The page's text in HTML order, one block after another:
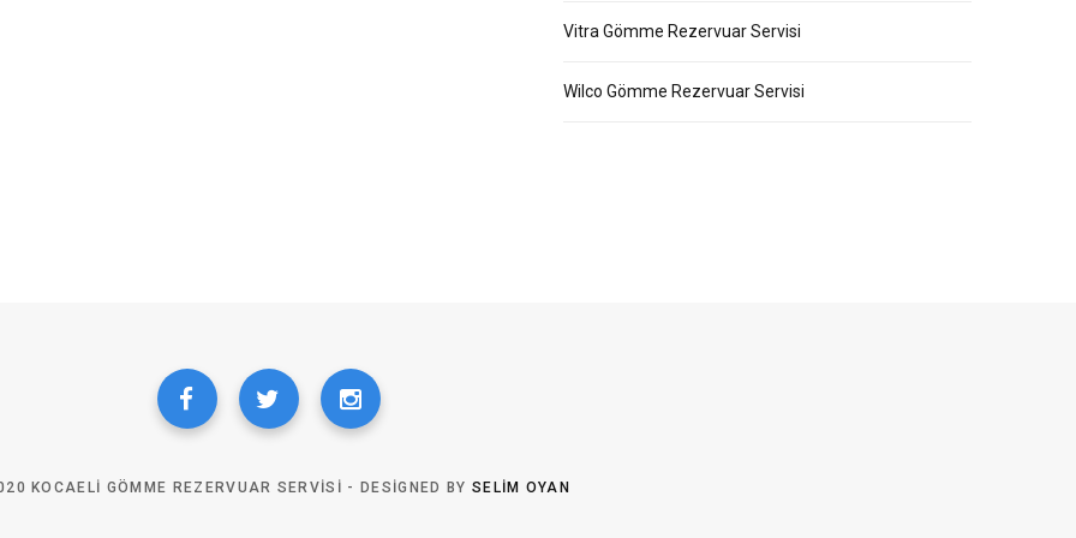
Vitra Gömme Rezervuar Servisi
Wilco Gömme Rezervuar Servisi
KOCAELI GÖMME REZERVUAR SERVISI - DESIGNED BY SELIM OYAN